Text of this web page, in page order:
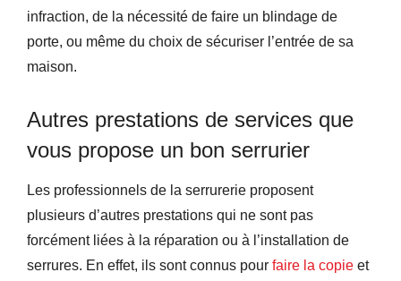
infraction, de la nécessité de faire un blindage de
porte, ou même du choix de sécuriser l’entrée de sa
maison.
Autres prestations de services que
vous propose un bon serrurier
Les professionnels de la serrurerie proposent
plusieurs d’autres prestations qui ne sont pas
forcément liées à la réparation ou à l’installation de
serrures. En effet, ils sont connus pour faire la copie et